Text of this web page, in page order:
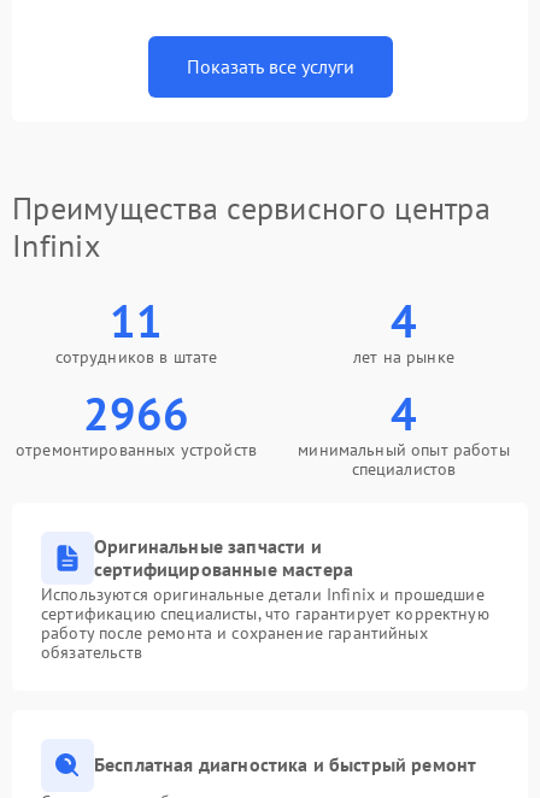
Показать все услуги
Преимущества сервисного центра
Infinix
11
сотрудников в штате
4
лет на рынке
2966
отремонтированных устройств
4
минимальный опыт работы
специалистов
Оригинальные запчасти и
сертифицированные мастера
Используются оригинальные детали Infinix и прошедшие
сертификацию специалисты, что гарантирует корректную
работу после ремонта и сохранение гарантийных
обязательств
Бесплатная диагностика и быстрый ремонт